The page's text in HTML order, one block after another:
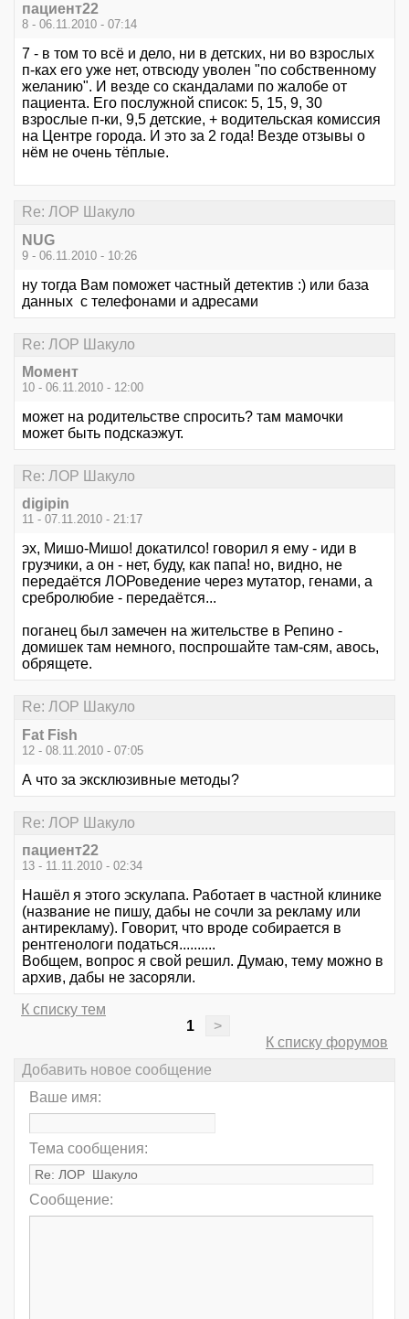
пациент22
8 - 06.11.2010 - 07:14
7 - в том то всё и дело, ни в детских, ни во взрослых
п-ках его уже нет, отвсюду уволен "по собственному
желанию". И везде со скандалами по жалобе от
пациента. Его послужной список: 5, 15, 9, 30
взрослые п-ки, 9,5 детские, + водительская комиссия
на Центре города. И это за 2 года! Везде отзывы о
нём не очень тёплые.
Re: ЛОР Шакуло
NUG
9 - 06.11.2010 - 10:26
ну тогда Вам поможет частный детектив :) или база
данных с телефонами и адресами
Re: ЛОР Шакуло
Момент
10 - 06.11.2010 - 12:00
может на родительстве спросить? там мамочки
может быть подскаэжут.
Re: ЛОР Шакуло
digipin
11 - 07.11.2010 - 21:17
эх, Мишо-Мишо! докатилсо! говорил я ему - иди в
грузчики, а он - нет, буду, как папа! но, видно, не
передаётся ЛОРоведение через мутатор, генами, а
сребролюбие - передаётся...
поганец был замечен на жительстве в Репино -
домишек там немного, поспрошайте там-сям, авось,
обрящете.
Re: ЛОР Шакуло
Fat Fish
12 - 08.11.2010 - 07:05
А что за эксклюзивные методы?
Re: ЛОР Шакуло
пациент22
13 - 11.11.2010 - 02:34
Нашёл я этого эскулапа. Работает в частной клинике
(название не пишу, дабы не сочли за рекламу или
антирекламу). Говорит, что вроде собирается в
рентгенологи податься..........
Вобщем, вопрос я свой решил. Думаю, тему можно в
архив, дабы не засоряли.
К списку тем
1
>
К списку форумов
Добавить новое сообщение
Ваше имя:
Тема сообщения:
Сообщение: